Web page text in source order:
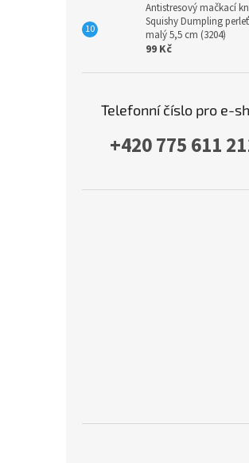
Antistresový mačkací
Squishy Dumpling
malý 5,5 cm (3204)
99 Kč
Telefonní číslo pro e-
+420 775 611